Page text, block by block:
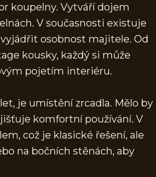
koupelny. Vytváří dojem
V současnosti existuje
osobnost majitele. Od
kousky, každý si může
pojetím interiéru.
je umístění zrcadla. Mělo by
komfortní používání. V
což je klasické řešení, ale
na bočních stěnách, aby